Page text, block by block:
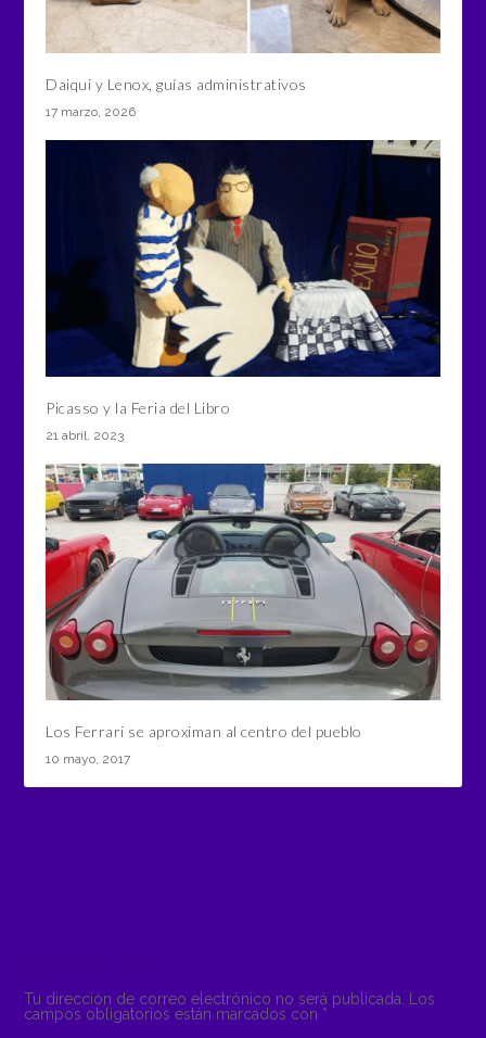
Daiqui y Lenox, guías administrativos
17 marzo, 2026
Picasso y la Feria del Libro
21 abril, 2023
Los Ferrari se aproximan al centro del pueblo
10 mayo, 2017
Tu dirección de correo electrónico no será publicada. Los
campos obligatorios están marcados con *